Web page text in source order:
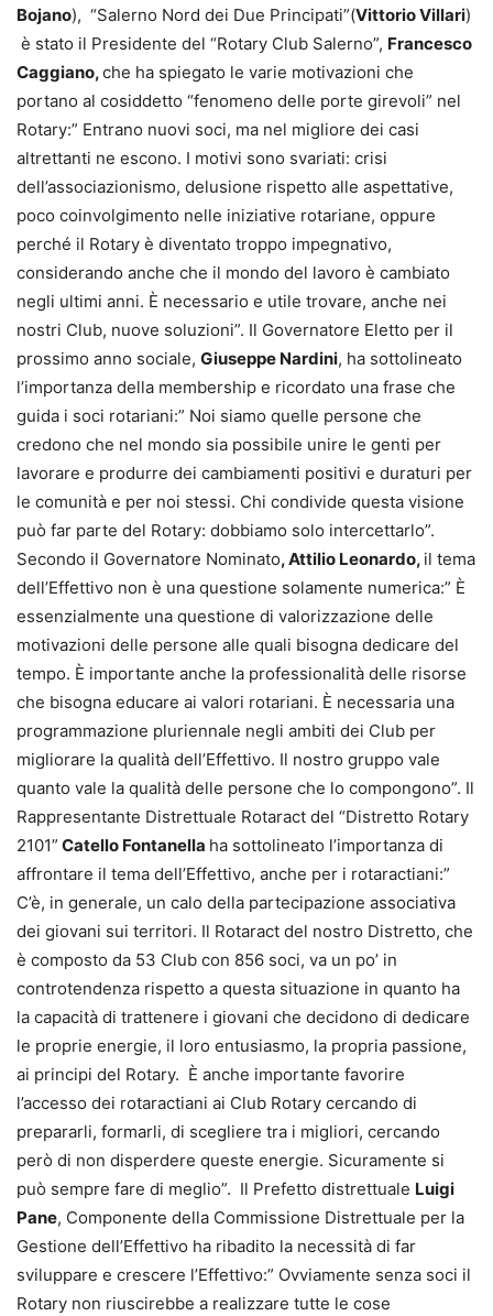
Bojano), “Salerno Nord dei Due Principati”(Vittorio Villari)
è stato il Presidente del “Rotary Club Salerno”, Francesco
Caggiano,che ha spiegato le varie motivazioni che
portano al cosiddetto “fenomeno delle porte girevoli” nel
Rotary:” Entrano nuovi soci, ma nel migliore dei casi
altrettanti ne escono. I motivi sono svariati: crisi
dell’associazionismo, delusione rispetto alle aspettative,
poco coinvolgimento nelle iniziative rotariane, oppure
perché il Rotary è diventato troppo impegnativo,
considerando anche che il mondo del lavoro è cambiato
negli ultimi anni. È necessario e utile trovare, anche nei
nostri Club, nuove soluzioni”. Il Governatore Eletto per il
prossimo anno sociale, Giuseppe Nardini, ha sottolineato
l’importanza della membership e ricordato una frase che
guida i soci rotariani:” Noi siamo quelle persone che
credono che nel mondo sia possibile unire le genti per
lavorare e produrre dei cambiamenti positivi e duraturi per
le comunità e per noi stessi. Chi condivide questa visione
può far parte del Rotary: dobbiamo solo intercettarlo”.
Secondo il Governatore Nominato, Attilio Leonardo, il tema
dell’Effettivo non è una questione solamente numerica:” È
essenzialmente una questione di valorizzazione delle
motivazioni delle persone alle quali bisogna dedicare del
tempo. È importante anche la professionalità delle risorse
che bisogna educare ai valori rotariani. È necessaria una
programmazione pluriennale negli ambiti dei Club per
migliorare la qualità dell’Effettivo. Il nostro gruppo vale
quanto vale la qualità delle persone che lo compongono”. Il
Rappresentante Distrettuale Rotaract del “Distretto Rotary
2101” Catello Fontanella ha sottolineato l’importanza di
affrontare il tema dell’Effettivo, anche per i rotaractiani:”
C’è, in generale, un calo della partecipazione associativa
dei giovani sui territori. Il Rotaract del nostro Distretto, che
è composto da 53 Club con 856 soci, va un po’ in
controtendenza rispetto a questa situazione in quanto ha
la capacità di trattenere i giovani che decidono di dedicare
le proprie energie, il loro entusiasmo, la propria passione,
ai principi del Rotary. È anche importante favorire
l’accesso dei rotaractiani ai Club Rotary cercando di
prepararli, formarli, di scegliere tra i migliori, cercando
però di non disperdere queste energie. Sicuramente si
può sempre fare di meglio”. Il Prefetto distrettuale Luigi
Pane, Componente della Commissione Distrettuale per la
Gestione dell’Effettivo ha ribadito la necessità di far
sviluppare e crescere l’Effettivo:” Ovviamente senza soci il
Rotary non riuscirebbe a realizzare tutte le cose